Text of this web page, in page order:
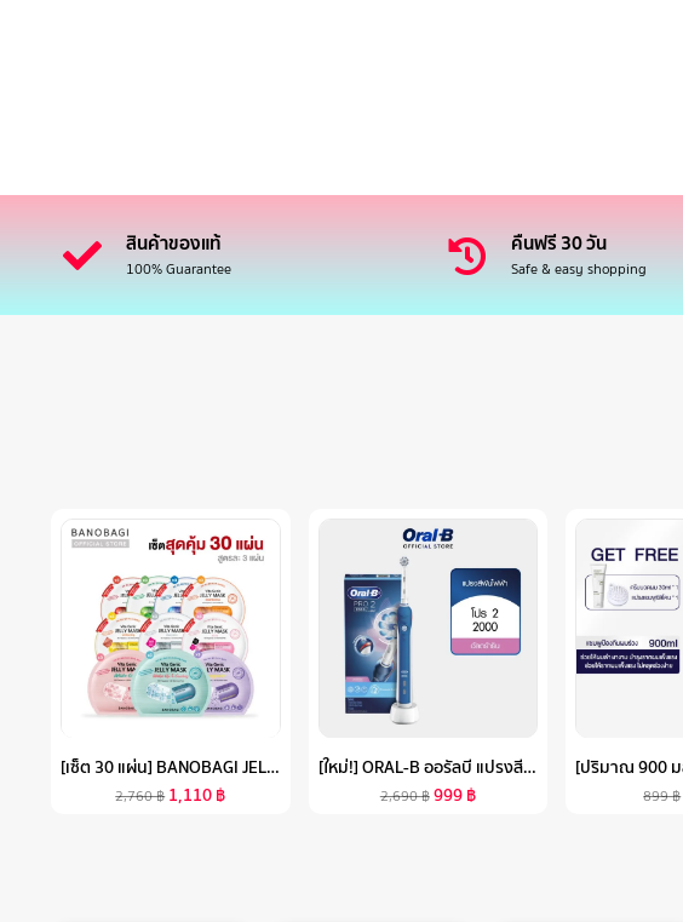
สินค้าของแท้
100% Guarantee
คืนฟรี 30 วัน
Safe & easy shopping
[เซ็ต 30 แผ่น] BANOBAGI JELLY MASK 10 สูตร (สูตรละ 3 แผ่น) บาโนบากิเจลลี่มาส์กแผ่นมาร์คหน้า
2,760฿ 1,110฿
[ใหม่!] ORAL-B ออรัลบี แปรงสีฟันไฟฟ้า โปร 2 2000 ELECTRIC POWER TOOTHBRUSH PRO2 2000
2,690฿999฿ 899฿